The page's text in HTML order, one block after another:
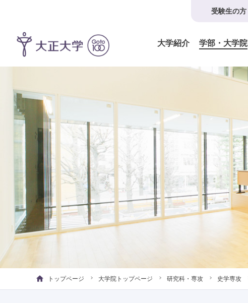
受験生の方
大学紹介 学部・大学院
トップページ 大学院トップページ 研究科・専攻 史学専攻